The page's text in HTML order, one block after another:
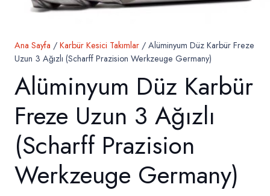
Ana Sayfa / Karbür Kesici Takımlar / Alüminyum Düz Karbür Freze
Uzun 3 Ağızlı (Scharff Prazision Werkzeuge Germany)
Alüminyum Düz Karbür
Freze Uzun 3 Ağızlı
(Scharff Prazision
Werkzeuge Germany)